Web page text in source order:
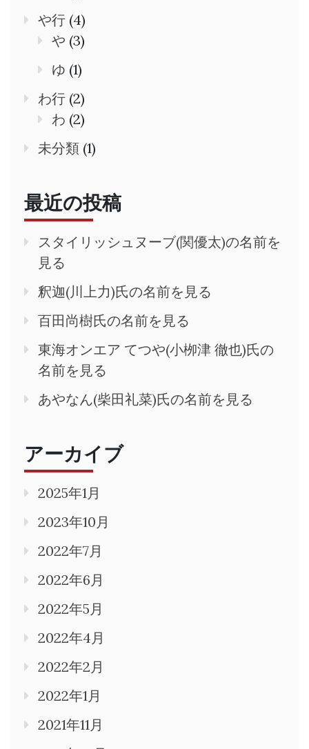
や行 (4)
や (3)
ゆ (1)
わ行 (2)
わ (2)
未分類 (1)
最近の投稿
スタイリッシュヌーブ(関優太)の名前を
見る
釈迦(川上力)氏の名前を見る
百田尚樹氏の名前を見る
東海オンエア てつや(小栁津 徹也)氏の
名前を見る
あやなん(柴田礼菜)氏の名前を見る
アーカイブ
2025年1月
2023年10月
2022年7月
2022年6月
2022年5月
2022年4月
2022年2月
2022年1月
2021年11月